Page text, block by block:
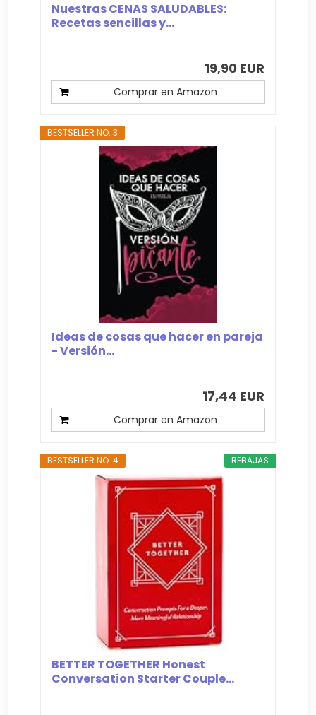
Nuestras CENAS SALUDABLES:
Recetas sencillas y...
19,90 EUR
Comprar en Amazon
BESTSELLER NO. 3
Ideas de cosas que hacer en pareja
- Versión...
17,44 EUR
Comprar en Amazon
REBAJAS
BESTSELLER NO. 4
BETTER TOGETHER Honest
Conversation Starter Couple...